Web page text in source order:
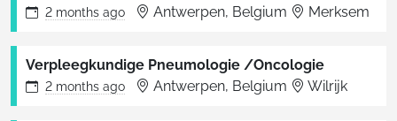
2 months ago Antwerpen, Belgium Merksem
Verpleegkundige Pneumologie /Oncologie
2 months ago Antwerpen, Belgium Wilrijk